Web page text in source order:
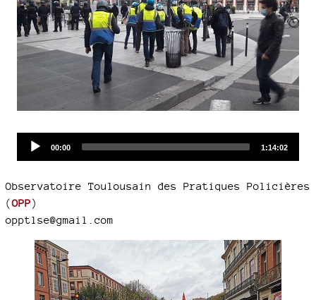
Current
00:00
Total
1:14:02
Observatoire Toulousain des Pratiques Policières
(OPP)
opptlse@gmail.com